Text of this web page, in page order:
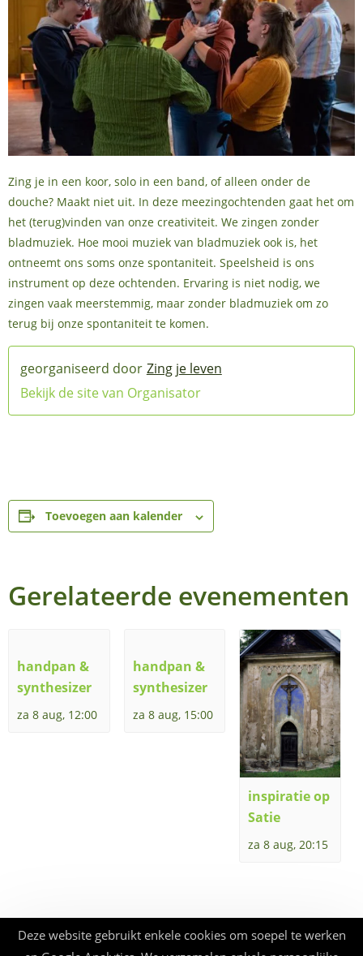
Zing je in een koor, solo in een band, of alleen onder de
douche? Maakt niet uit. In deze meezingochtenden gaat het om
het (terug)vinden van onze creativiteit. We zingen zonder
bladmuziek. Hoe mooi muziek van bladmuziek ook is, het
ontneemt ons soms onze spontaniteit. Speelsheid is ons
instrument op deze ochtenden. Ervaring is niet nodig, we
zingen vaak meerstemmig, maar zonder bladmuziek om zo
terug bij onze spontaniteit te komen.
Zing je leven
Bekijk de site van Organisator
Toevoegen aan kalender
Gerelateerde evenementen
handpan &
synthesizer
za 8 aug, 12:00
handpan &
synthesizer
za 8 aug, 15:00
inspiratie op
Satie
za 8 aug, 20:15
Deze website gebruikt enkele cookies om soepel te werken